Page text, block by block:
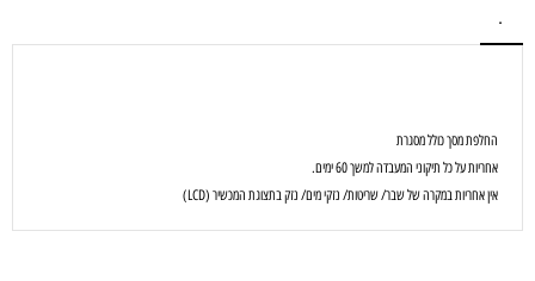
.
החלפת מסך כולל מסגרת
אחריות על כל תיקוני המעבדה למשך 60 ימים.
אין אחריות במקרה של שבר/ שריטות/ נזקי מים/ נזק בתצוגת המכשיר (LCD)